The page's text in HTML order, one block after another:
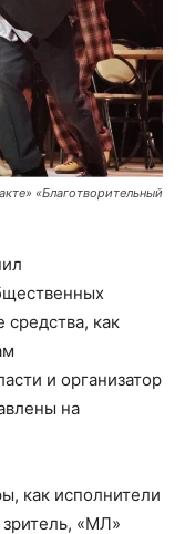
«Благотворительный
как
и организатор
на
как исполнители
«МЛ»